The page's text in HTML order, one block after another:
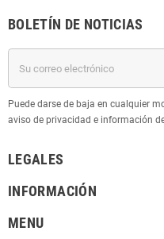
BOLETÍN DE NOTICIAS
Puede darse de baja en cualquier
aviso de privacidad e información
LEGALES
INFORMACIÓN
MENU